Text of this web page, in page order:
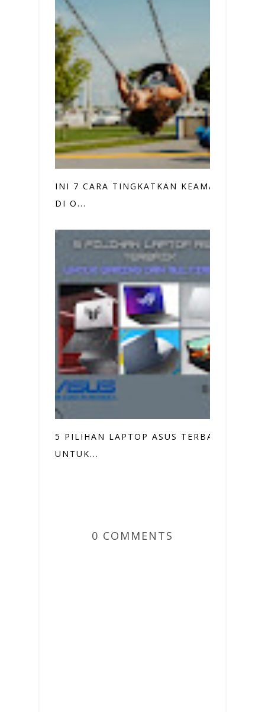
INI 7 CARA TINGKATKAN KEAMANAN
DI O...
5 PILIHAN LAPTOP ASUS TERBAIK
UNTUK...
0 COMMENTS